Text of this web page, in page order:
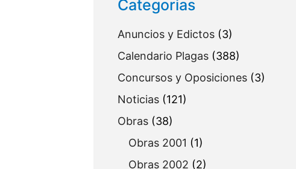
Categorias
Anuncios y Edictos (3)
Calendario Plagas (388)
Concursos y Oposiciones (3)
Noticias (121)
Obras (38)
Obras 2001 (1)
Obras 2002 (2)